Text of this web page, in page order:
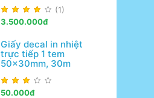
(1)
3.500.000đ
Giấy decal in nhiệt
trực tiếp 1 tem
50x30mm, 30m
50.000đ